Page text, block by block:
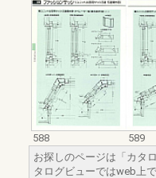
588
589
お探しのページは「カタ
タログビューではweb上